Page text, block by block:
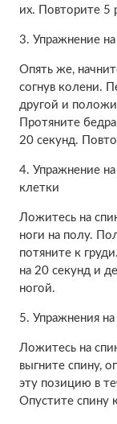
их. Повторите 5
3. Упражнение
Опять же,
согнув колени.
другой и
Протяните
20 секунд.
4. Упражнение
клетки
Ложитесь на
ноги на полу.
потяните к
на 20 секунд и
ногой.
5. Упражнения на
Ложитесь на
выгните спину,
эту позицию в
Опустите спину